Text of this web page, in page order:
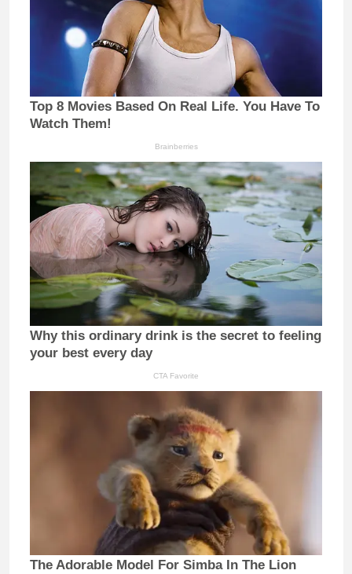
Top 8 Movies Based On Real Life. You Have To
Watch Them!
Brainberries
Why this ordinary drink is the secret to feeling
your best every day
CTA Favorite
The Adorable Model For Simba In The Lion